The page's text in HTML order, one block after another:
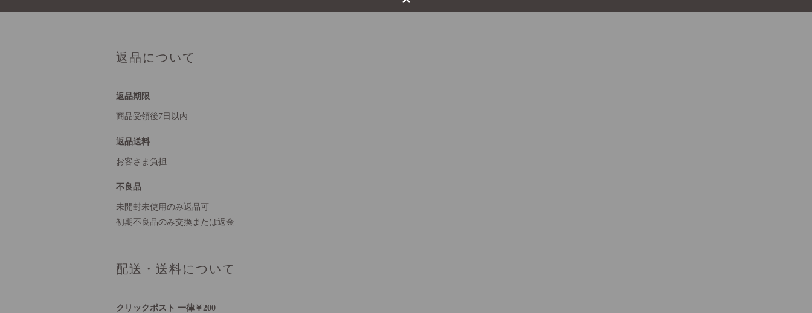
返品について
返品期限
商品受領後7日以内
返品送料
お客さま負担
不良品
未開封未使用のみ返品可
初期不良品のみ交換または返金
配送・送料について
クリックポスト 一律￥200